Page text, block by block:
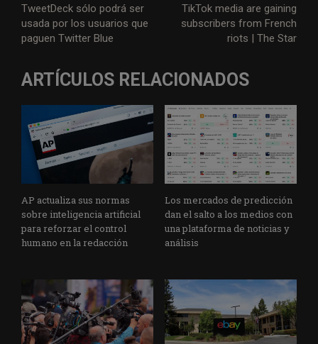
TweetDeck sólo podrá ser
usada por los usuarios que
paguen Twitter Blue
TikTok media are gaining
subscribers from French
riots | The Star
ARTÍCULOS RELACIONADOS
AP actualiza sus normas
sobre inteligencia artificial
para reforzar el control
humano en la redacción
Los mercados de predicción
dan el salto a los medios con
una plataforma de noticias y
análisis